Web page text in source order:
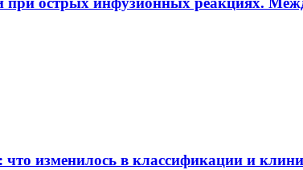
что изменилось в классификации и